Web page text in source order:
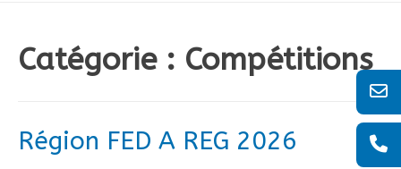
Catégorie : Compétitions
Région FED A REG 2026